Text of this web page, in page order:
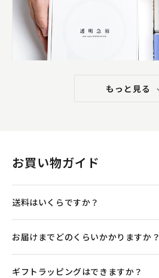
もっと見る
お買い物ガイド
送料はいくらですか？
お届けまでどのくらいかかりますか？
ギフトラッピングはできますか？